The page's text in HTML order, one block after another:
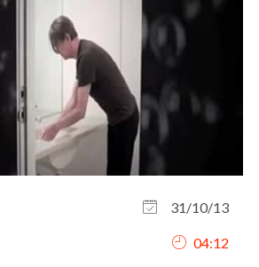
31/10/13
04:12